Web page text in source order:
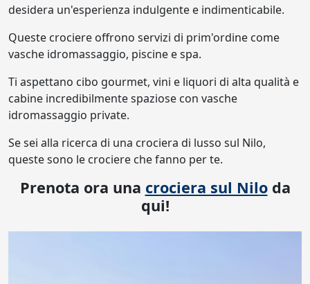
desidera un'esperienza indulgente e indimenticabile.
Queste crociere offrono servizi di prim'ordine come
vasche idromassaggio, piscine e spa.
Ti aspettano cibo gourmet, vini e liquori di alta qualità e
cabine incredibilmente spaziose con vasche
idromassaggio private.
Se sei alla ricerca di una crociera di lusso sul Nilo,
queste sono le crociere che fanno per te.
Prenota ora una crociera sul Niloda
qui!